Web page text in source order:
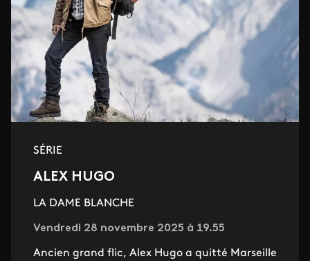
SÉRIE
ALEX HUGO
LA DAME BLANCHE
Vendredi 28 novembre 2025 à 19.55
Ancien grand flic, Alex Hugo a quitté Marseille